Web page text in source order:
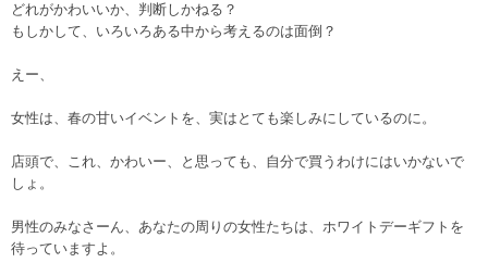
どれがかわいいか、判断しかねる？
もしかして、いろいろある中から考えるのは面倒？
えー、
女性は、春の甘いイベントを、実はとても楽しみにしているのに。
店頭で、これ、かわいー、と思っても、自分で買うわけにはいかないで
しょ。
男性のみなさーん、あなたの周りの女性たちは、ホワイトデーギフトを
待っていますよ。